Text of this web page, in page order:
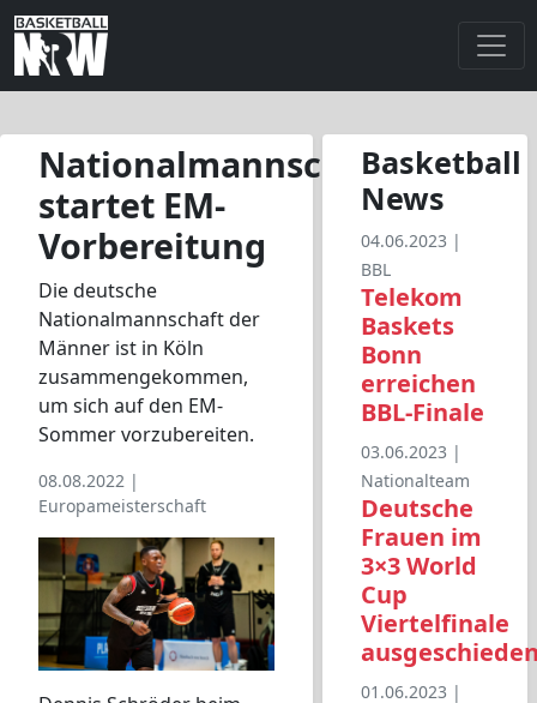
Nationalmannschaft
startet EM-
Vorbereitung
Die deutsche
Nationalmannschaft der
Männer ist in Köln
zusammengekommen,
um sich auf den EM-
Sommer vorzubereiten.
08.08.2022 |
Europameisterschaft
Basketball
News
04.06.2023 |
BBL
Telekom
Baskets
Bonn
erreichen
BBL-Finale
03.06.2023 |
Nationalteam
Deutsche
Frauen im
3×3 World
Cup
Viertelfinale
01.06.2023 |